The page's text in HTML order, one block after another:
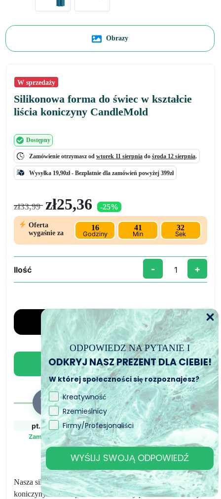
Obrazy
W sprzedaży
Silikonowa forma do świec w kształcie
liścia koniczyny CandleMold
Dostępny
Zamówienie otrzymasz od wtorek 11 sierpnia do środa 12 sierpnia.
Wysyłka 19,90zł - Bezpłatnie dla zamówień powyżej 399zł
zł33,99
Pierwotna
cena
zł33,99.
zł25,36 cena
wynosi:
zł25,36.
-25%
Oferta
wygaśnie za
16
Godziny
41
Min
32
Sek
Ilość
ilość
do
w
liścia
koniczyny
CandleMold
- +
Dodaj do koszyka
pt., 7. sie
Zamówiony
pon., 10. sie - wt.,
11. sie
Zamówienie wysłane
wt., 11. sie - czw.,
13. sie
Przewidywany czas
dostawy
Nasza silikonowa forma do świec w kształcie liścia
koniczyny to niezwykle wszechstronny produkt. Ta forma jest
ODPOWIEDZ NA PYTANIE I
ODKRYJ NASZ PREZENT DLA CIEBIE!
W której społeczności się rozpoznajesz?
Kreatywność
Rzemieślnicy
Firmy/Profesjonaliści
WYŚLIJ SWOJĄ ODPOWIEDŹ